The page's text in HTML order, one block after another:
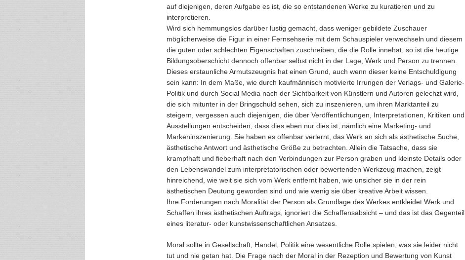
auf diejenigen, deren Aufgabe es ist, die so entstandenen Werke zu kuratieren und zu
interpretieren.
Wird sich hemmungslos darüber lustig gemacht, dass weniger gebildete Zuschauer
möglicherweise die Figur in einer Fernsehserie mit dem Schauspieler verwechseln und diesem
die guten oder schlechten Eigenschaften zuschreiben, die die Rolle innehat, so ist die heutige
Bildungsoberschicht dennoch offenbar selbst nicht in der Lage, Werk und Person zu trennen.
Dieses erstaunliche Armutszeugnis hat einen Grund, auch wenn dieser keine Entschuldigung
sein kann: In dem Maße, wie durch kaufmännisch motivierte Irrungen der Verlags- und Galerie-
Politik und durch Social Media nach der Sichtbarkeit von Künstlern und Autoren gelechzt wird,
die sich mitunter in der Bringschuld sehen, sich zu inszenieren, um ihren Marktanteil zu
steigern, vergessen auch diejenigen, die über Veröffentlichungen, Interpretationen, Kritiken und
Ausstellungen entscheiden, dass dies eben nur dies ist, nämlich eine Marketing- und
Markeninszenierung. Sie haben es offenbar verlernt, das Werk an sich als ästhetische Suche,
ästhetische Antwort und ästhetische Größe zu betrachten. Allein die Tatsache, dass sie
krampfhaft und fieberhaft nach den Verbindungen zur Person graben und kleinste Details oder
den Lebenswandel zum interpretatorischen oder bewertenden Werkzeug machen, zeigt
hinreichend, wie weit sie sich vom Werk entfernt haben, wie unsicher sie in der rein
ästhetischen Deutung geworden sind und wie wenig sie über kreative Arbeit wissen.
Ihre Forderungen nach Moralität der Person als Grundlage des Werkes entkleidet Werk und
Schaffen ihres ästhetischen Auftrags, ignoriert die Schaffensabsicht – und das ist das Gegenteil
eines literatur- oder kunstwissenschaftlichen Ansatzes.
Moral sollte in Gesellschaft, Handel, Politik eine wesentliche Rolle spielen, was sie leider nicht
tut und nie getan hat. Die Frage nach der Moral in der Rezeption und Bewertung von Kunst